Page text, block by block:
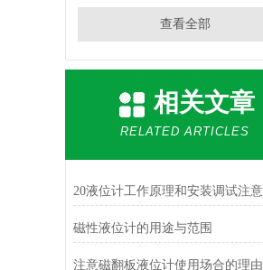
查看全部
相关文章
RELATED ARTICLES
磁性液位计的用途与范围
注意磁翻板液位计使用场合的理由